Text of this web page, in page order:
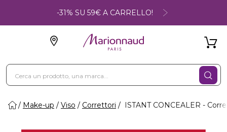
-31% SU 59€ A CARRELLO!
Make-up Viso Correttori ISTANT CONCEALER -